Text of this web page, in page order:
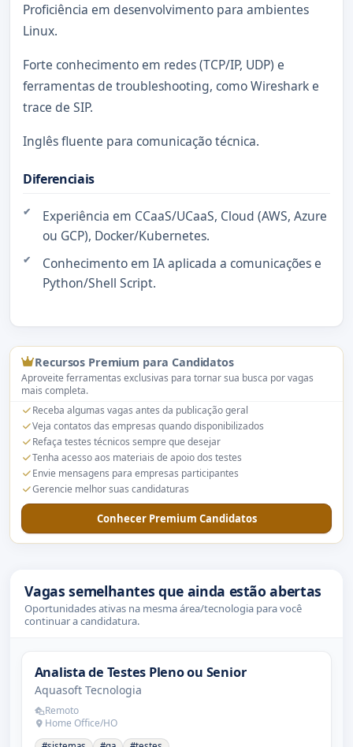
Proficiência em desenvolvimento para ambientes
Linux.
Forte conhecimento em redes (TCP/IP, UDP) e
ferramentas de troubleshooting, como Wireshark e
trace de SIP.
Inglês fluente para comunicação técnica.
Diferenciais
Experiência em CCaaS/UCaaS, Cloud (AWS, Azure
ou GCP), Docker/Kubernetes.
Conhecimento em IA aplicada a comunicações e
Python/Shell Script.
Recursos Premium para Candidatos
Aproveite ferramentas exclusivas para tornar sua busca por vagas
mais completa.
Receba algumas vagas antes da publicação geral
Veja contatos das empresas quando disponibilizados
Refaça testes técnicos sempre que desejar
Tenha acesso aos materiais de apoio dos testes
Envie mensagens para empresas participantes
Gerencie melhor suas candidaturas
Conhecer Premium Candidatos
Vagas semelhantes que ainda estão abertas
Oportunidades ativas na mesma área/tecnologia para você
continuar a candidatura.
Analista de Testes Pleno ou Senior
Aquasoft Tecnologia
Remoto
Home Office/HO